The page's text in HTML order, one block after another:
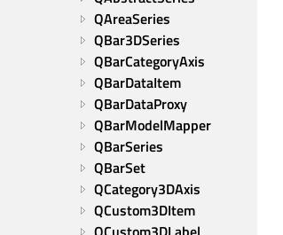
QAreaSeries
QBar3DSeries
QBarCategoryAxis
QBarDataItem
QBarDataProxy
QBarModelMapper
QBarSeries
QBarSet
QCategory3DAxis
QCustom3DItem